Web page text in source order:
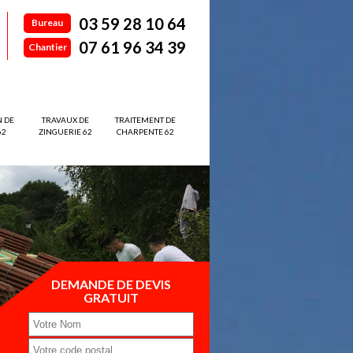
Bureau 03 59 28 10 64
Chantier 07 61 96 34 39
DE
TRAVAUX DE
ZINGUERIE 62
TRAITEMENT DE
CHARPENTE 62
DEMANDE DE DEVIS
GRATUIT